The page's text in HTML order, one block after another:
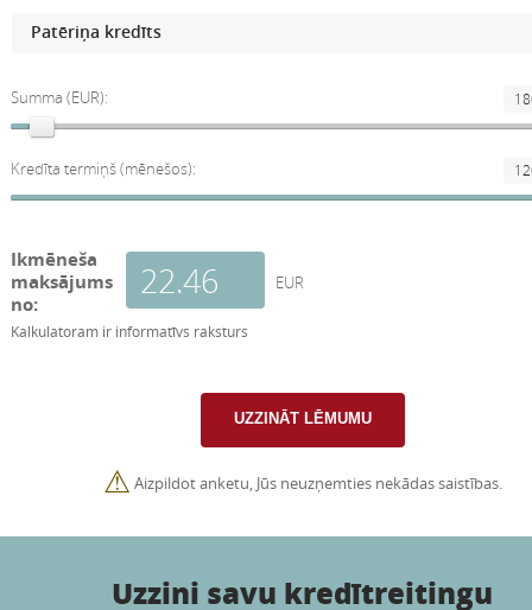
Summa (EUR):
Kredīta termiņš (mēnešos):
Ikmēneša
maksājums
no:
EUR
Kalkulatoram ir informatīvs raksturs
⚠ Aizpildot anketu, Jūs neuzņemties nekādas saistības.
Uzzini savu kredītreitingu